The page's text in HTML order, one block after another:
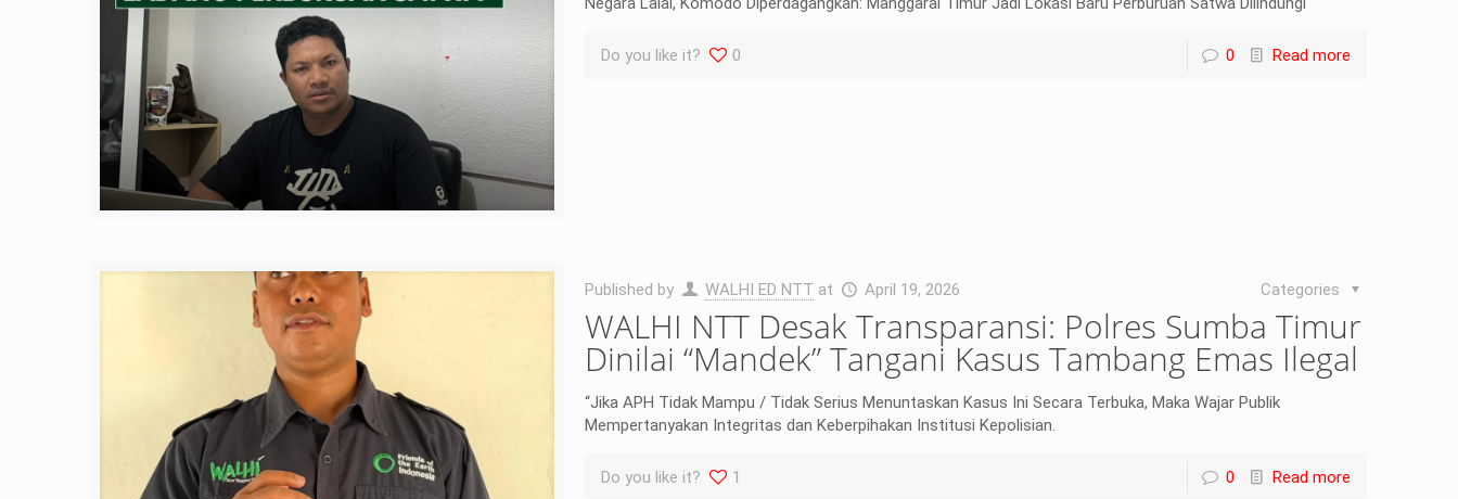
Do you like it? 0 0 Read more
Published by WALHI ED NTT at April 19, 2026 Categories
WALHI NTT Desak Transparansi: Polres Sumba Timur
Dinilai “Mandek” Tangani Kasus Tambang Emas Ilegal
“Jika APH Tidak Mampu / Tidak Serius Menuntaskan Kasus Ini Secara Terbuka, Maka Wajar Publik
Mempertanyakan Integritas dan Keberpihakan Institusi Kepolisian.
Do you like it? 1 0 Read more